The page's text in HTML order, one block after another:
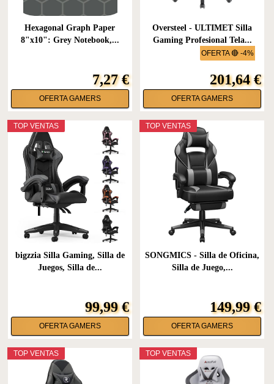
Hexagonal Graph Paper
8"x10": Grey Notebook,...
7,27 €
OFERTA GAMERS
OFERTA 🔴 -4%
Oversteel - ULTIMET Silla
Gaming Profesional Tela...
201,64 €
OFERTA GAMERS
TOP VENTAS
bigzzia Silla Gaming, Silla de
Juegos, Silla de...
99,99 €
OFERTA GAMERS
TOP VENTAS
SONGMICS - Silla de Oficina,
Silla de Juego,...
149,99 €
OFERTA GAMERS
TOP VENTAS TOP VENTAS